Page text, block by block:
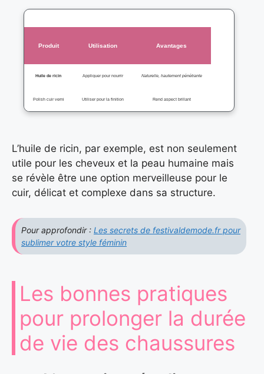
Produit Utilisation Avantages
Huile de ricin Appliquer pour nourrir Naturelle, hautement pénétrante
Polish cuir verni Utiliser pour la finition Rend aspect brillant
L’huile de ricin, par exemple, est non seulement
utile pour les cheveux et la peau humaine mais
se révèle être une option merveilleuse pour le
cuir, délicat et complexe dans sa structure.
Pour approfondir : Les secrets de festivaldemode.fr pour
sublimer votre style féminin
Les bonnes pratiques
pour prolonger la durée
de vie des chaussures